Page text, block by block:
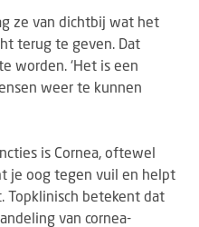
ze van dichtbij wat het
terug te geven. Dat
worden. ‘Het is een
weer te kunnen
is Cornea, oftewel
je oog tegen vuil en helpt
Topklinisch betekent dat
van cornea-